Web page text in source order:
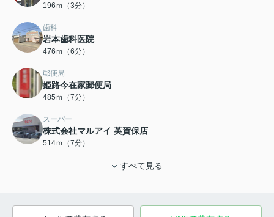
196ｍ（3分）
歯科
岩本歯科医院
476ｍ（6分）
郵便局
姫路今在家郵便局
485ｍ（7分）
スーパー
株式会社マルアイ 英賀保店
514ｍ（7分）
すべて見る